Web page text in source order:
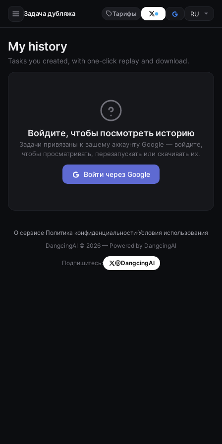
Задача дубляжа Тарифы
My history
Tasks you created, with one-click replay and download.
Войдите, чтобы посмотреть историю
Задачи привязаны к вашему аккаунту Google — войдите,
чтобы просматривать, перезапускать или скачивать их.
Войти через Google
О сервисе·Политика конфиденциальности·Условия использования
DangcingAI © 2026 — Powered by DangcingAI
Подпишитесь: @DangcingAI